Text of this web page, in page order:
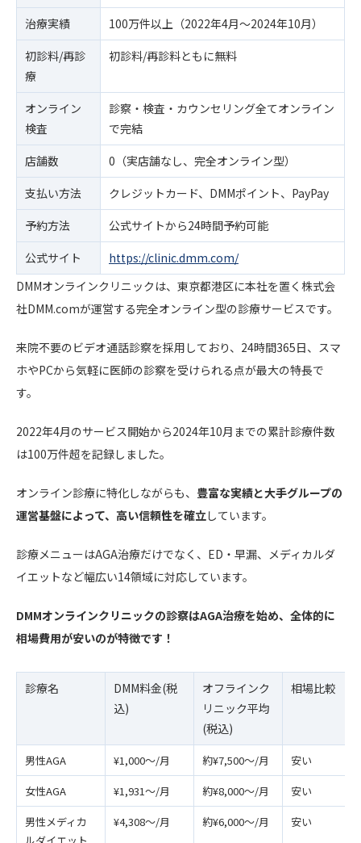
治療実績
100万件以上（2022年4月〜2024年10月）
初診料/再診
療
初診料/再診料ともに無料
オンライン
検査
診察・検査・カウンセリング全てオンライン
で完結
店舗数
0（実店舗なし、完全オンライン型）
支払い方法
クレジットカード、DMMポイント、PayPay
予約方法
公式サイトから24時間予約可能
公式サイト
https://clinic.dmm.com/
DMMオンラインクリニックは、東京都港区に本社を置く株式会
社DMM.comが運営する完全オンライン型の診療サービスです。
来院不要のビデオ通話診察を採用しており、24時間365日、スマ
ホやPCから気軽に医師の診察を受けられる点が最大の特長で
す。
2022年4月のサービス開始から2024年10月までの累計診療件数
は100万件超を記録しました。
オンライン診療に特化しながらも、 豊富な実績と大手グループの
運営基盤によって、高い信頼性を確立 しています。
診療メニューはAGA治療だけでなく、ED・早漏、メディカルダ
イエットなど幅広い14領域に対応しています。
DMMオンラインクリニックの診察はAGA治療を始め、全体的に
相場費用が安いのが特徴です！
診療名
DMM料金(税
込)
オフラインク
リニック平均
(税込)
相場比較
男性AGA ¥1,000～/月 約¥7,500～/月
安い
女性AGA
¥1,931～/月 約¥8,000～/月
安い
男性メディカ
ルダイエット
¥4,308～/月 約¥6,000～/月 安い